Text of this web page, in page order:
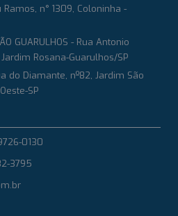
Ramos, n° 1309, Coloninha -
GUARULHOS - Rua Antonio
Rosana-Guarulhos/SP
do Diamante, nº82, Jardim São
SP
0130
3795